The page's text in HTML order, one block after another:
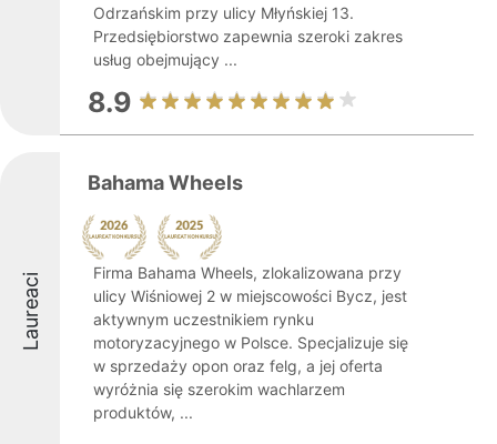
Odrzańskim przy ulicy Młyńskiej 13.
Przedsiębiorstwo zapewnia szeroki zakres
usług obejmujący ...
8.9
Laureaci
Bahama Wheels
Firma Bahama Wheels, zlokalizowana przy
ulicy Wiśniowej 2 w miejscowości Bycz, jest
aktywnym uczestnikiem rynku
motoryzacyjnego w Polsce. Specjalizuje się
w sprzedaży opon oraz felg, a jej oferta
wyróżnia się szerokim wachlarzem
produktów, ...